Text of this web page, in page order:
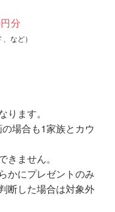
分
など）
ます。
場合も1家族とカウ
ません。
かにプレゼントのみ
断した場合は対象外